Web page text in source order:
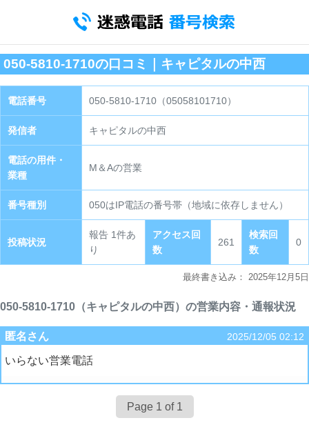
050-5810-1710の口コミ｜キャピタルの中西
電話番号 050-5810-1710（05058101710）
発信者 キャピタルの中西
電話の用件・
業種
M＆Aの営業
番号種別 050はIP電話の番号帯（地域に依存しません）
投稿状況
報告 1件あ
り
アクセス回
数
261
検索回
数
0
最終書き込み： 2025年12月5日
050-5810-1710（キャピタルの中西）の営業内容・通報状況
匿名さん 2025/12/05 02:12
いらない営業電話
Page 1 of 1